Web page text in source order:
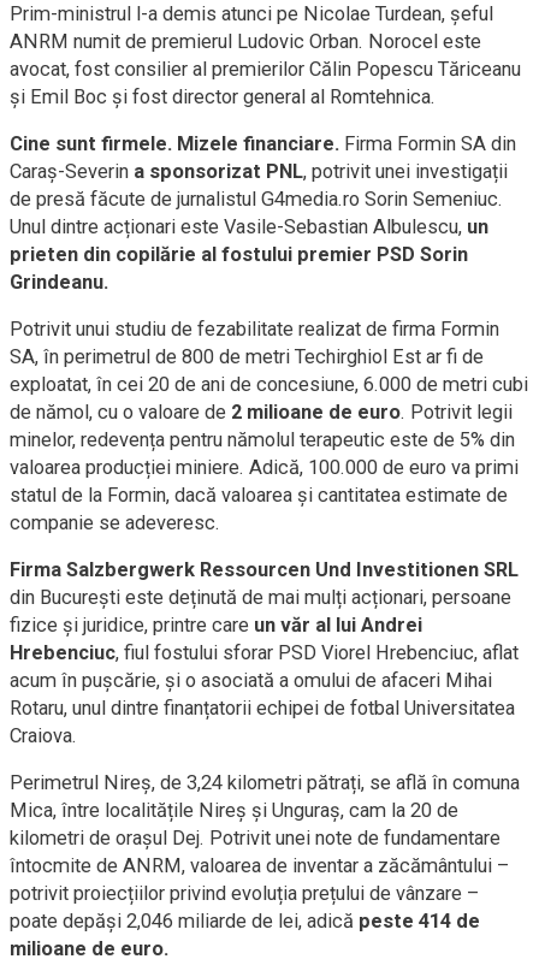
Prim-ministrul l-a demis atunci pe Nicolae Turdean, șeful
ANRM numit de premierul Ludovic Orban. Norocel este
avocat, fost consilier al premierilor Călin Popescu Tăriceanu
și Emil Boc și fost director general al Romtehnica.
Cine sunt firmele. Mizele financiare. Firma Formin SA din
Caraș-Severin a sponsorizat PNL, potrivit unei investigații
de presă făcute de jurnalistul G4media.ro Sorin Semeniuc.
Unul dintre acționari este Vasile-Sebastian Albulescu, un
prieten din copilărie al fostului premier PSD Sorin
Grindeanu.
Potrivit unui studiu de fezabilitate realizat de firma Formin
SA, în perimetrul de 800 de metri Techirghiol Est ar fi de
exploatat, în cei 20 de ani de concesiune, 6.000 de metri cubi
de nămol, cu o valoare de 2 milioane de euro. Potrivit legii
minelor, redevența pentru nămolul terapeutic este de 5% din
valoarea producției miniere. Adică, 100.000 de euro va primi
statul de la Formin, dacă valoarea și cantitatea estimate de
companie se adeveresc.
Firma Salzbergwerk Ressourcen Und Investitionen SRL
din București este deținută de mai mulți acționari, persoane
fizice și juridice, printre care un văr al lui Andrei
Hrebenciuc, fiul fostului sforar PSD Viorel Hrebenciuc, aflat
acum în pușcărie, și o asociată a omului de afaceri Mihai
Rotaru, unul dintre finanțatorii echipei de fotbal Universitatea
Craiova.
Perimetrul Nireș, de 3,24 kilometri pătrați, se află în comuna
Mica, între localitățile Nireș și Unguraș, cam la 20 de
kilometri de orașul Dej. Potrivit unei note de fundamentare
întocmite de ANRM, valoarea de inventar a zăcământului –
potrivit proiecțiilor privind evoluția prețului de vânzare –
poate depăși 2,046 miliarde de lei, adică peste 414 de
milioane de euro.